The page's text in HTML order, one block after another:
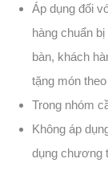
Áp dụng đối
hàng chuẩn
bàn, khách
tặng món
Trong nhóm
Không áp
dụng chương